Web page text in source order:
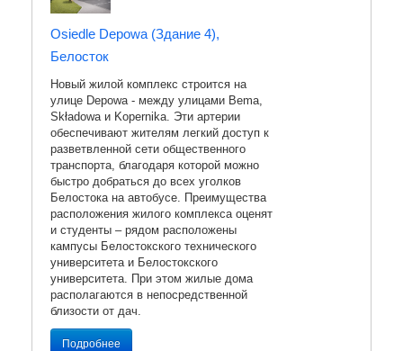
Osiedle Depowa (Здание 4),
Белосток
Новый жилой комплекс строится на
улице Depowa - между улицами Bema,
Składowa и Kopernika. Эти артерии
обеспечивают жителям легкий доступ к
разветвленной сети общественного
транспорта, благодаря которой можно
быстро добраться до всех уголков
Белостока на автобусе. Преимущества
расположения жилого комплекса оценят
и студенты – рядом расположены
кампусы Белостокского технического
университета и Белостокского
университета. При этом жилые дома
располагаются в непосредственной
близости от дач.
Подробнее